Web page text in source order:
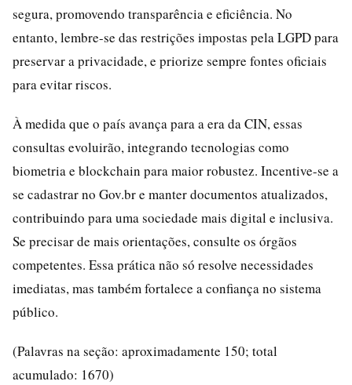
segura, promovendo transparência e eficiência. No
entanto, lembre-se das restrições impostas pela LGPD para
preservar a privacidade, e priorize sempre fontes oficiais
para evitar riscos.
À medida que o país avança para a era da CIN, essas
consultas evoluirão, integrando tecnologias como
biometria e blockchain para maior robustez. Incentive-se a
se cadastrar no Gov.br e manter documentos atualizados,
contribuindo para uma sociedade mais digital e inclusiva.
Se precisar de mais orientações, consulte os órgãos
competentes. Essa prática não só resolve necessidades
imediatas, mas também fortalece a confiança no sistema
público.
(Palavras na seção: aproximadamente 150; total
acumulado: 1670)